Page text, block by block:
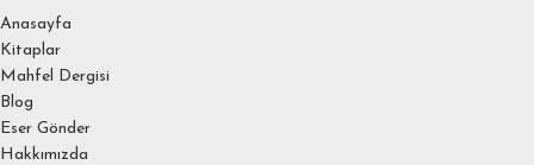
Anasayfa
Kitaplar
Mahfel Dergisi
Blog
Eser Gönder
Hakkımızda